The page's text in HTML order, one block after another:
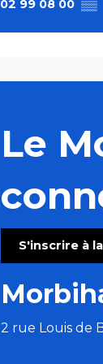
02 99 08 00 ▒▒
Le
S'inscrire à
2 rue Louis de